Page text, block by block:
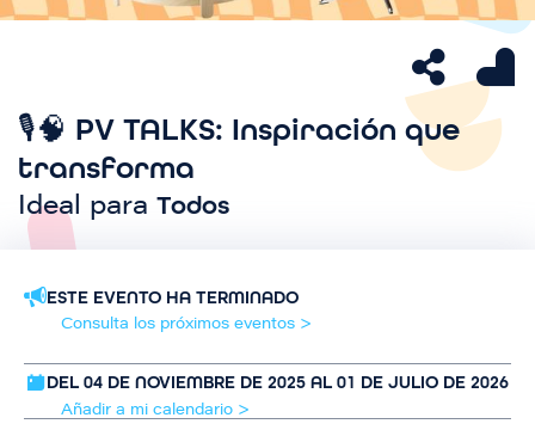
🎙️🧠 PV TALKS: Inspiración que
transforma
Ideal para Todos
ESTE EVENTO HA TERMINADO
Consulta los próximos eventos >
DEL 04 DE NOVIEMBRE DE 2025 AL 01 DE JULIO DE 2026
Añadir a mi calendario >